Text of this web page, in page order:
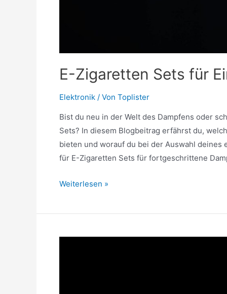
E-Zigaretten Sets für
Elektronik / Von Toplister
Bist du neu in der Welt des Dampfens oder
Sets? In diesem Blogbeitrag erfährst du,
bieten und worauf du bei der Auswahl deines
für E-Zigaretten Sets für fortgeschrittene
E-
Einsteiger
Weiterlesen »